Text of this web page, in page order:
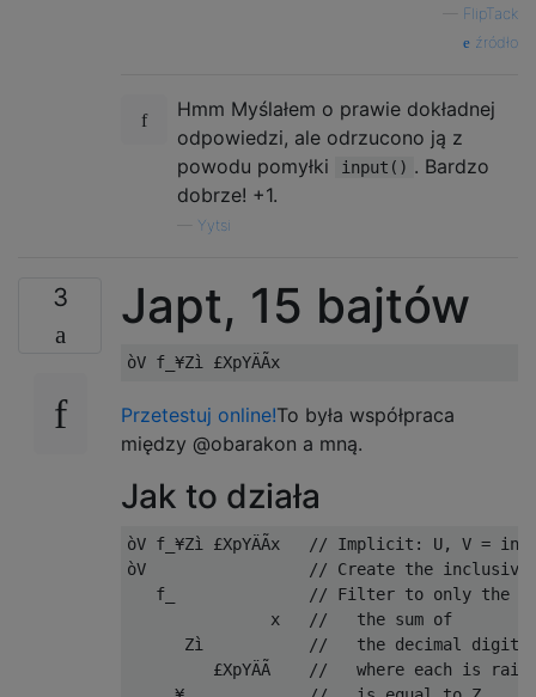
FlipTack
źródło
Hmm Myślałem o prawie dokładnej
odpowiedzi, ale odrzucono ją z
powodu pomyłki
input() . Bardzo
dobrze! +1.
Yytsi
3 Japt, 15 bajtów
Przetestuj online!To była współpraca
między @obarakon a mną.
Jak to działa
òV f_¥Zì £XpYÄÃx   // Implicit: U, V =
òV                 // Create the inclusive
f_              // Filter to only the
               x   //   the sum of
Zì           //   the decimal digits
£XpYÄÃ    //   where each is